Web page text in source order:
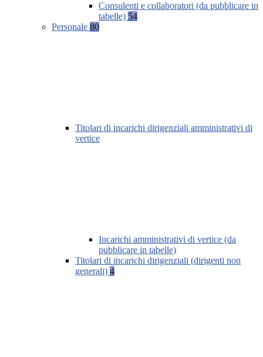
Consulenti e collaboratori (da pubblicare in
tabelle) 54
Personale 80
Titolari di incarichi dirigenziali amministrativi di
vertice
Incarichi amministrativi di vertice (da
pubblicare in tabelle)
Titolari di incarichi dirigenziali (dirigenti non
generali) 4